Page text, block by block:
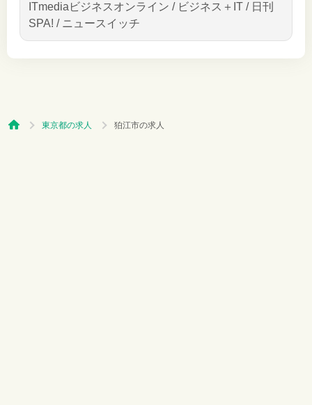
ITmediaビジネスオンライン / ビジネス＋IT / 日刊
SPA! / ニュースイッチ
東京都の求人 狛江市の求人